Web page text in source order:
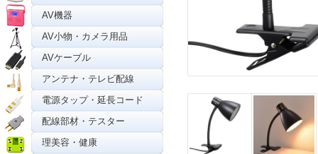
AV機器
AV小物・カメラ用品
AVケーブル
アンテナ・テレビ配線
電源タップ・延長コード
配線部材・テスター
理美容・健康